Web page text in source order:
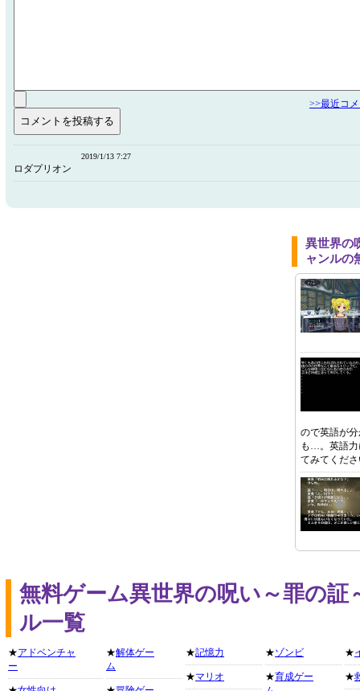
>>最近コ
2019/1/13 7:27
ロダプリオン
異世界の
ャンルの
ので英語が
も…。英語力
てみてくだ
無料ゲーム異世界の呪い～罪の証
ル一覧
★アドベンチャ
ー
★解体ゲー
ム
★記憶力
★マリオ
★ゾンビ
★育成ゲー
★
★